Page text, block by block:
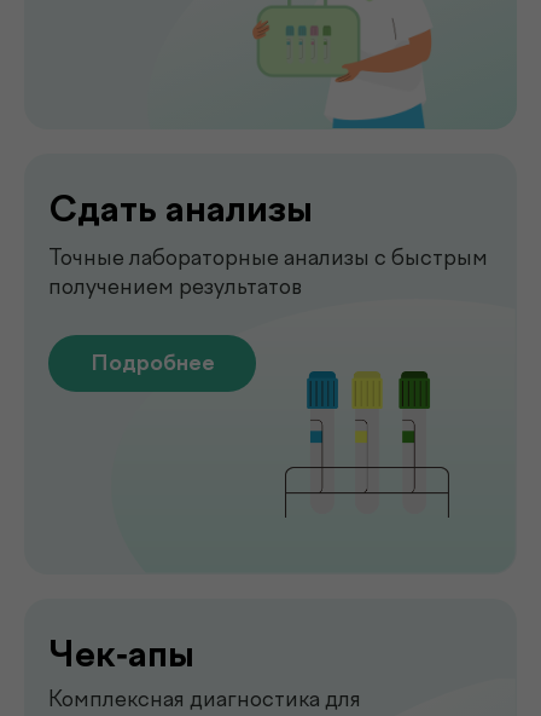
Рентген
Быстрая и точная диагностика состояния
костей и внутренних органов
Комплексная диагностика для
Узи